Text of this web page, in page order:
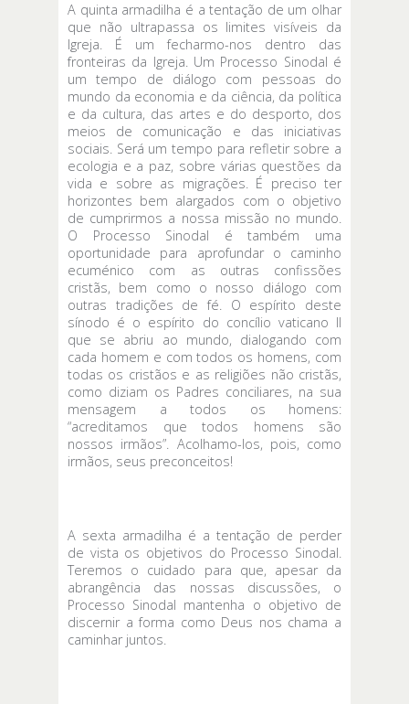
A quinta armadilha é a tentação de um olhar
que não ultrapassa os limites visíveis da
Igreja. É um fecharmo-nos dentro das
fronteiras da Igreja. Um Processo Sinodal é
um tempo de diálogo com pessoas do
mundo da economia e da ciência, da política
e da cultura, das artes e do desporto, dos
meios de comunicação e das iniciativas
sociais. Será um tempo para refletir sobre a
ecologia e a paz, sobre várias questões da
vida e sobre as migrações. É preciso ter
horizontes bem alargados com o objetivo
de cumprirmos a nossa missão no mundo.
O Processo Sinodal é também uma
oportunidade para aprofundar o caminho
ecuménico com as outras confissões
cristãs, bem como o nosso diálogo com
outras tradições de fé. O espírito deste
sínodo é o espírito do concílio vaticano II
que se abriu ao mundo, dialogando com
cada homem e com todos os homens, com
todas os cristãos e as religiões não cristãs,
como diziam os Padres conciliares, na sua
mensagem a todos os homens:
“acreditamos que todos homens são
nossos irmãos”. Acolhamo-los, pois, como
irmãos, seus preconceitos!
A sexta armadilha é a tentação de perder
de vista os objetivos do Processo Sinodal.
Teremos o cuidado para que, apesar da
abrangência das nossas discussões, o
Processo Sinodal mantenha o objetivo de
discernir a forma como Deus nos chama a
caminhar juntos.